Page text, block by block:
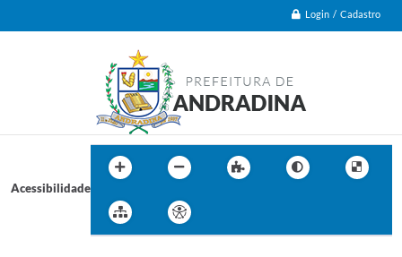
Login / Cadastro
Acessibilidade